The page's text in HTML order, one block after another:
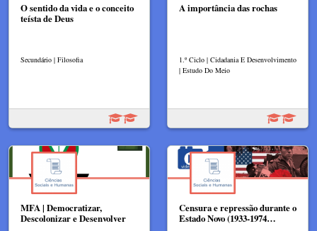
O sentido da vida e o conceito
teísta de Deus
Secundário | Filosofia
A importância das rochas
1.º Ciclo | Cidadania E Desenvolvimento
| Estudo Do Meio
MFA | Democratizar,
Descolonizar e Desenvolver
Censura e repressão durante o
Estado Novo (1933-1974…